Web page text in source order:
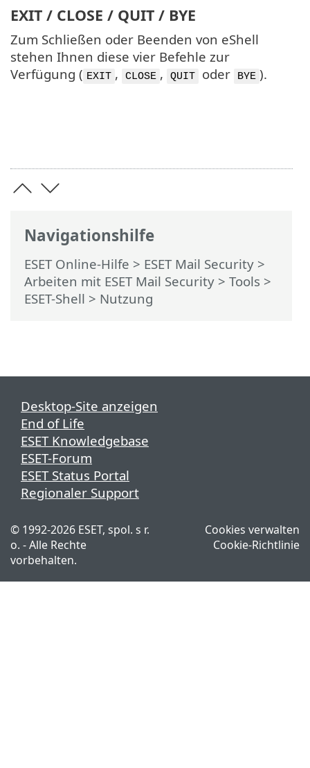
Navigationshilfe
ESET Online-Hilfe > ESET Mail Security >
Arbeiten mit ESET Mail Security > Tools >
ESET-Shell > Nutzung
EXIT / CLOSE / QUIT / BYE
Zum Schließen oder Beenden von eShell
stehen Ihnen diese vier Befehle zur
Verfügung ( EXIT , CLOSE , QUIT oder BYE ).
Desktop-Site anzeigen
End of Life
ESET Knowledgebase
ESET-Forum
ESET Status Portal
Regionaler Support
© 1992-2026 ESET, spol. s r.
o. - Alle Rechte
vorbehalten.
Cookies verwalten
Cookie-Richtlinie